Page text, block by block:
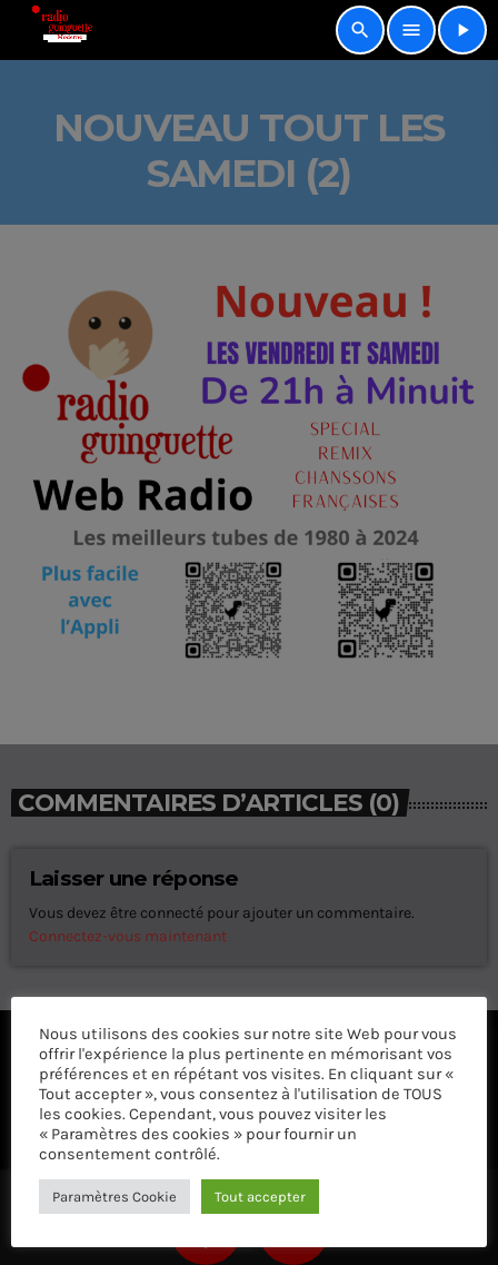
search menu play_arrow
NOUVEAU TOUT LES
SAMEDI (2)
COMMENTAIRES D’ARTICLES (0)
Laisser une réponse
Vous devez être connecté pour ajouter un commentaire.
Connectez-vous maintenant
ÉCOUTEZ AVEC VOTRE APP ET SUR LE
Nous utilisons des cookies sur notre site Web pour vous
offrir l'expérience la plus pertinente en mémorisant vos
préférences et en répétant vos visites. En cliquant sur «
Tout accepter », vous consentez à l'utilisation de TOUS
les cookies. Cependant, vous pouvez visiter les
« Paramètres des cookies » pour fournir un
consentement contrôlé.
Paramètres Cookie Tout accepter